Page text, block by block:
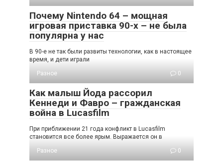
Почему Nintendo 64 – мощная
игровая приставка 90-х – не была
популярна у нас
В 90-е не так были развиты технологии, как в настоящее
время, и дети играли
Разное
0
Как малыш Йода рассорил
Кеннеди и Фавро – гражданская
война в Lucasfilm
При приближении 21 года конфликт в Lucasfilm
становится все более ярым. Выражается он в
Разное
0